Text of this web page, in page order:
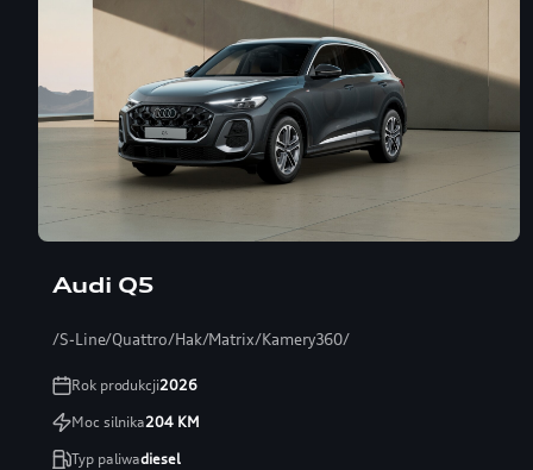
Audi Q5
/S-Line/Quattro/Hak/Matrix/Kamery360/
Rok produkcji2026
Moc silnika204KM
Typ paliwadiesel